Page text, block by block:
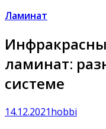
Ламинат
ламинат:
системе
14.12.2021hobbi